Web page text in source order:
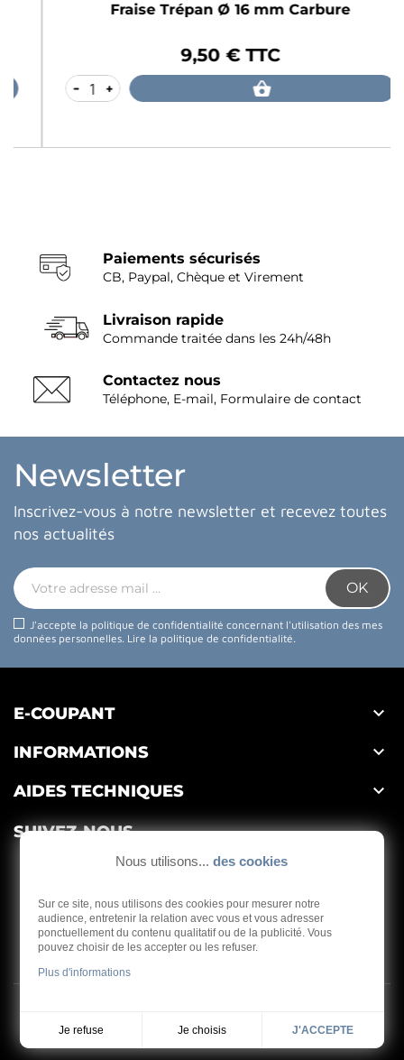
Fraise Trépan Ø 16 mm Carbure
9,50 € TTC
+
Paiements sécurisés
CB, Paypal, Chèque et Virement
Livraison rapide
Commande traitée dans les 24h/48h
Contactez nous
Téléphone, E-mail, Formulaire de contact
Newsletter
Inscrivez-vous à notre newsletter et recevez toutes
nos actualités
J'accepte la politique de confidentialité concernant l'utilisation des mes
données personnelles. Lire la politique de confidentialité.
E-COUPANT 
INFORMATIONS 
AIDES TECHNIQUES 
SUIVEZ-NOUS
Depuis 1959
Nous utilisons... des cookies
Sur ce site, nous utilisons des cookies pour mesurer notre
audience, entretenir la relation avec vous et vous adresser
ponctuellement du contenu qualitatif ou de la publicité. Vous
pouvez choisir de les accepter ou les refuser.
Plus d'informations
Je refuse Je choisis J'ACCEPTE
RéalisationDream me up